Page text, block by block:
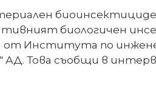
биологичен
от Института по
АД. Това съобщи в